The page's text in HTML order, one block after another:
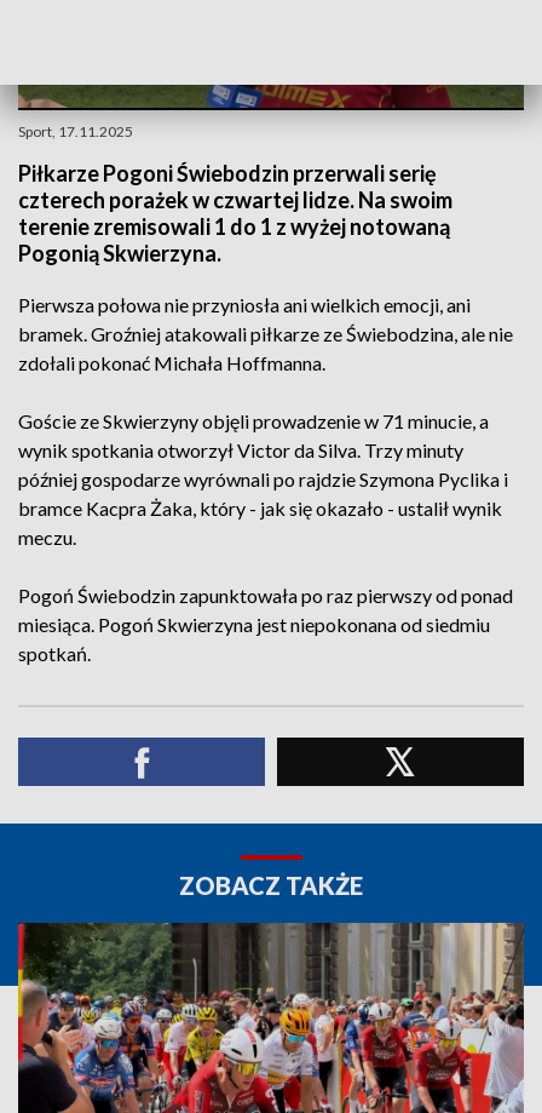
Sport, 17.11.2025
Piłkarze Pogoni Świebodzin przerwali serię
czterech porażek w czwartej lidze. Na swoim
terenie zremisowali 1 do 1 z wyżej notowaną
Pogonią Skwierzyna.
Pierwsza połowa nie przyniosła ani wielkich emocji, ani
bramek. Groźniej atakowali piłkarze ze Świebodzina, ale nie
zdołali pokonać Michała Hoffmanna.
Goście ze Skwierzyny objęli prowadzenie w 71 minucie, a
wynik spotkania otworzył Victor da Silva. Trzy minuty
później gospodarze wyrównali po rajdzie Szymona Pyclika i
bramce Kacpra Żaka, który - jak się okazało - ustalił wynik
meczu.
Pogoń Świebodzin zapunktowała po raz pierwszy od ponad
miesiąca. Pogoń Skwierzyna jest niepokonana od siedmiu
spotkań.
ZOBACZ TAKŻE